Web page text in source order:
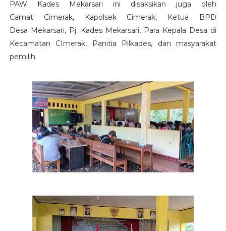
PAW Kades
Mekarsari ini disaksikan juga oleh
Camat Cimerak, Kapolsek Cimerak, Ketua BPD
Desa Mekarsari, Pj. Kades Mekarsari, Para Kepala Desa di
Kecamatan CImerak,
Panitia Pilkades, dan masyarakat
pemilih.